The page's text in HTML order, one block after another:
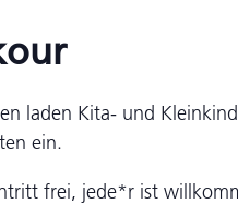
laden Kita- und
ein.
frei, jede*r ist